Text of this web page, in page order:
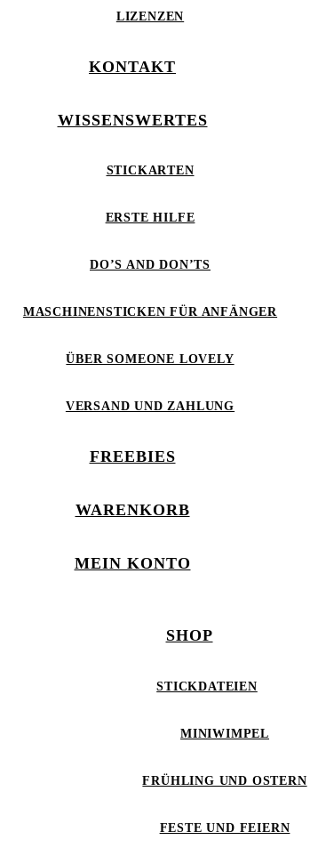
LIZENZEN
KONTAKT
WISSENSWERTES
STICKARTEN
ERSTE HILFE
DO’S AND DON’TS
MASCHINENSTICKEN FÜR ANFÄNGER
ÜBER SOMEONE LOVELY
VERSAND UND ZAHLUNG
FREEBIES
WARENKORB
MEIN KONTO
SHOP
STICKDATEIEN
MINIWIMPEL
FRÜHLING UND OSTERN
FESTE UND FEIERN